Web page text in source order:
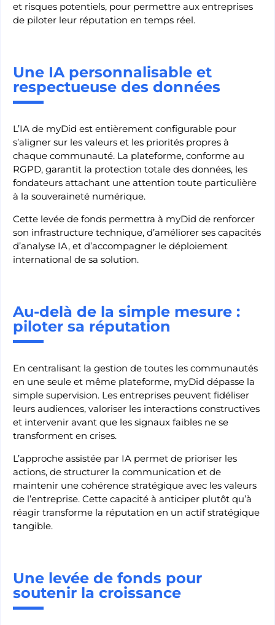
et risques potentiels, pour permettre aux entreprises
de piloter leur réputation en temps réel.
Une IA personnalisable et
respectueuse des données
L’IA de myDid est entièrement configurable pour
s’aligner sur les valeurs et les priorités propres à
chaque communauté. La plateforme, conforme au
RGPD, garantit la protection totale des données, les
fondateurs attachant une attention toute particulière
à la souveraineté numérique.
Cette levée de fonds permettra à myDid de renforcer
son infrastructure technique, d’améliorer ses capacités
d’analyse IA, et d’accompagner le déploiement
international de sa solution.
Au-delà de la simple mesure :
piloter sa réputation
En centralisant la gestion de toutes les communautés
en une seule et même plateforme, myDid dépasse la
simple supervision. Les entreprises peuvent fidéliser
leurs audiences, valoriser les interactions constructives
et intervenir avant que les signaux faibles ne se
transforment en crises.
L’approche assistée par IA permet de prioriser les
actions, de structurer la communication et de
maintenir une cohérence stratégique avec les valeurs
de l’entreprise. Cette capacité à anticiper plutôt qu’à
réagir transforme la réputation en un actif stratégique
tangible.
Une levée de fonds pour
soutenir la croissance